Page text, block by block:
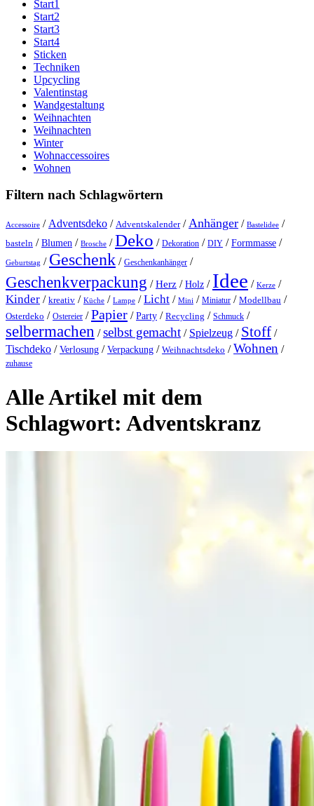
Start1
Start2
Start3
Start4
Sticken
Techniken
Upcycling
Valentinstag
Wandgestaltung
Weihnachten
Weihnachten
Winter
Wohnaccessoires
Wohnen
Filtern nach Schlagwörtern
Accessoire / Adventsdeko / Adventskalender/Anhänger / Bastelidee /
basteln /Blumen / Brosche /Deko / Dekoration / DIY /Formmasse /
Geburtstag / Geschenk / Geschenkanhänger /
Geschenkverpackung /Herz /Holz / Idee / Kerze /
Kinder / kreativ / Küche / Lampe /Licht / Mini / Miniatur / Modellbau /
Osterdeko / Ostereier /Papier /Party / Recycling / Schmuck /
selbermachen /selbst gemacht / Spielzeug / Stoff /
Tischdeko /Verlosung /Verpackung / Weihnachtsdeko /Wohnen /
zuhause
Alle Artikel mit dem
Schlagwort: Adventskranz